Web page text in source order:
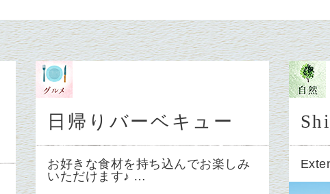
日帰りバーベキュー
お好きな食材を持ち込んでお楽しみ
いただけます♪ …